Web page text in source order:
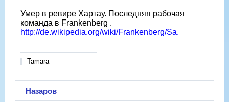
Умер в ревире Хартау. Последняя рабочая
команда в Frankenberg .
http://de.wikipedia.org/wiki/Frankenberg/Sa.
Tamara
Назаров